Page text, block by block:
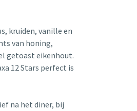
kruiden, vanille en
van honing,
getoast eikenhout.
12 Stars perfect is
na het diner, bij